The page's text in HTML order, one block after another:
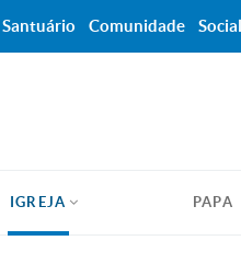
IGREJA PAPA
Santuário Comunidade Social